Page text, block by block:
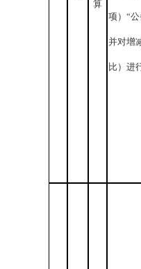
算
项）“
并对增
比）进